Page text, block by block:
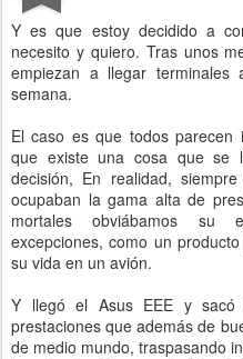
Y es que estoy decidido a
necesito y quiero. Tras unos
empiezan a llegar
semana.
El caso es que todos parecen
que existe una cosa que se
decisión, En realidad,
ocupaban la gama alta de
mortales obviábamos su
excepciones, como un
su vida en un avión.
Y llegó el Asus EEE y sacó
prestaciones que además de
de medio mundo, traspasando